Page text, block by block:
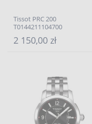
Tissot PRC 200
T0144211104700
2 150,00 zł